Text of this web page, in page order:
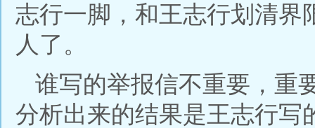
志行一脚，和王志行划清界
人了。
谁写的举报信不重要，重
分析出来的结果是王志行写